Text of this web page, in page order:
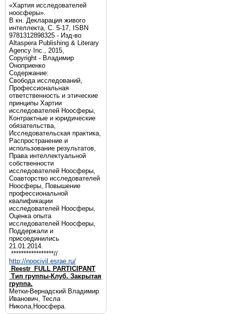
«Хартия исследователей
ноосферы».
В кн. Декларация живого
интеллекта, С. 5-17, ISBN
9781312898325 - Изд-во
Altaspera Publishing & Literary
Agency Inc., 2015,
Copyright - Владимир
Оноприенко
Содержание:
Свобода исследований,
Профессиональная
ответственность и этические
принципы Хартии
исследователей Ноосферы,
Контрактные и юридические
обязательства,
Исследовательская практика,
Распространение и
использование результатов,
Права интеллектуальной
собственности
исследователей Ноосферы,
Соавторство исследователей
Ноосферы, Повышение
профессиональной
квалификации
исследователей Ноосферы,
Оценка опыта
исследователей Ноосферы,
Поддержали и
присоединились
21.01.2014.
*****************//
http://noocivil.esrae.ru/
Reestr_FULL PARTICIPANT
Тип группы-Клуб. Закрытая
группа.
Метки-Вернадский Владимир
Иванович, Тесла
Никола,Ноосфера.